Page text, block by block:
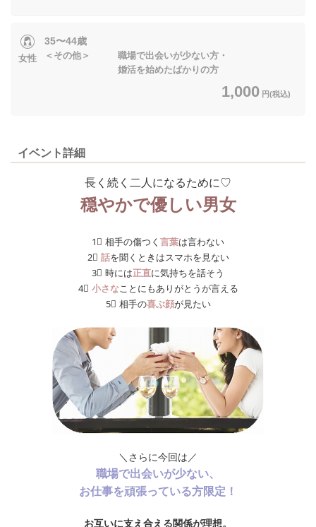
女性
35〜44歳
＜その他＞ 職場で出会いが少ない方・
婚活を始めたばかりの方
1,000 円(税込)
イベント詳細
長く続く二人になるために♡
穏やかで優しい男女
1⃣ 相手の傷つく 言葉は言わない
2⃣ 話を聞くときはスマホを見ない
3⃣ 時には正直に気持ちを話そう
4⃣ 小さなことにもありがとうが言える
5⃣ 相手の喜ぶ顔が見たい
＼さらに今回は／
職場で出会いが少ない、
お仕事を頑張っている方限定！
お互いに支え合える関係が理想。